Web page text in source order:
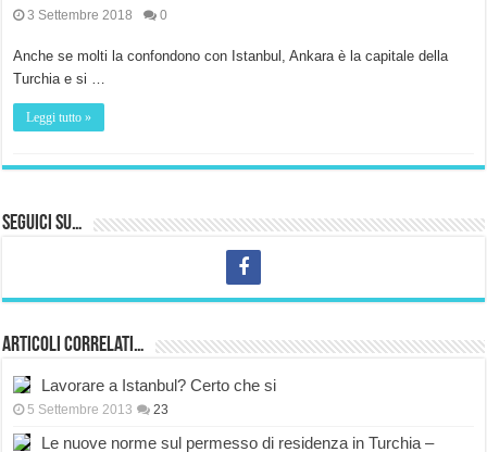
3 Settembre 2018 0
Anche se molti la confondono con Istanbul, Ankara è la capitale della
Turchia e si …
Leggi tutto »
Seguici su…
Articoli correlati…
Lavorare a Istanbul? Certo che si
5 Settembre 2013 23
Le nuove norme sul permesso di residenza in Turchia –